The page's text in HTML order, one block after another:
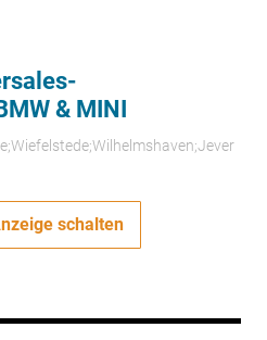
& MINI
schalten